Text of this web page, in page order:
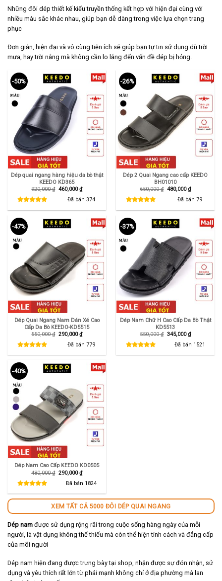
Những đôi dép thiết kế kiểu truyền thống kết hợp với hiện đại cùng với
nhiều màu sắc khác nhau, giúp bạn dễ dàng trong việc lựa chọn trang
phục
Đơn giản, hiện đại và vô cùng tiện ích sẽ giúp bạn tự tin sử dụng dù trời
mưa, hay trời nắng mà không cần lo lắng đến vấn đề dép bị hỏng.
-50%
Dép quai ngang hàng hiệu da bò thật
KEEDO KD365
920,000₫ Giá
460,000₫Giá
hiện
tại
Đã bán 374
-26%
Dép 2 Quai Ngang cao cấp KEEDO
BH01010
650,000₫ Giá
480,000₫Giá
hiện
tại
Đã bán 79
-47%
Dép Quai Ngang Nam Dán Xé Cao
Cấp Da Bò KEEDO-KD5515
550,000₫ Giá
550,000 ₫.
290,000₫Giá
hiện
tại
là:
290,000 ₫.
Đã bán 779
-37%
Dép Nam Chữ H Cao Cấp Da Bò Thật
KD5513
550,000₫ Giá
550,000 ₫.
345,000₫Giá
hiện
tại
là:
345,000 ₫.
Đã bán 1521
-40%
Dép Nam Cao Cấp KEEDO KD0505
480,000₫ Giá
480,000 ₫.
290,000₫Giá
hiện
tại
là:
Đã bán 1824
XEM TẤT CẢ 5000 ĐÔI DÉP QUAI NGANG
Dép nam được sử dụng rộng rãi trong cuộc sống hàng ngày của mỗi
người, là vật dụng không thể thiếu mà còn thể hiện tính cách và đẳng cấp
của mõi người
Dép nam hiện đang được trưng bày tại shop, nhận được sự đón nhận, sử
dụng và yêu thích rất lớn từ phái mạnh không chỉ ở địa phường mà lan